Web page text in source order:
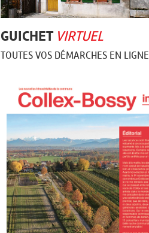
GUICHET VIRTUEL
TOUTES VOS DÉMARCHES EN LIGNE